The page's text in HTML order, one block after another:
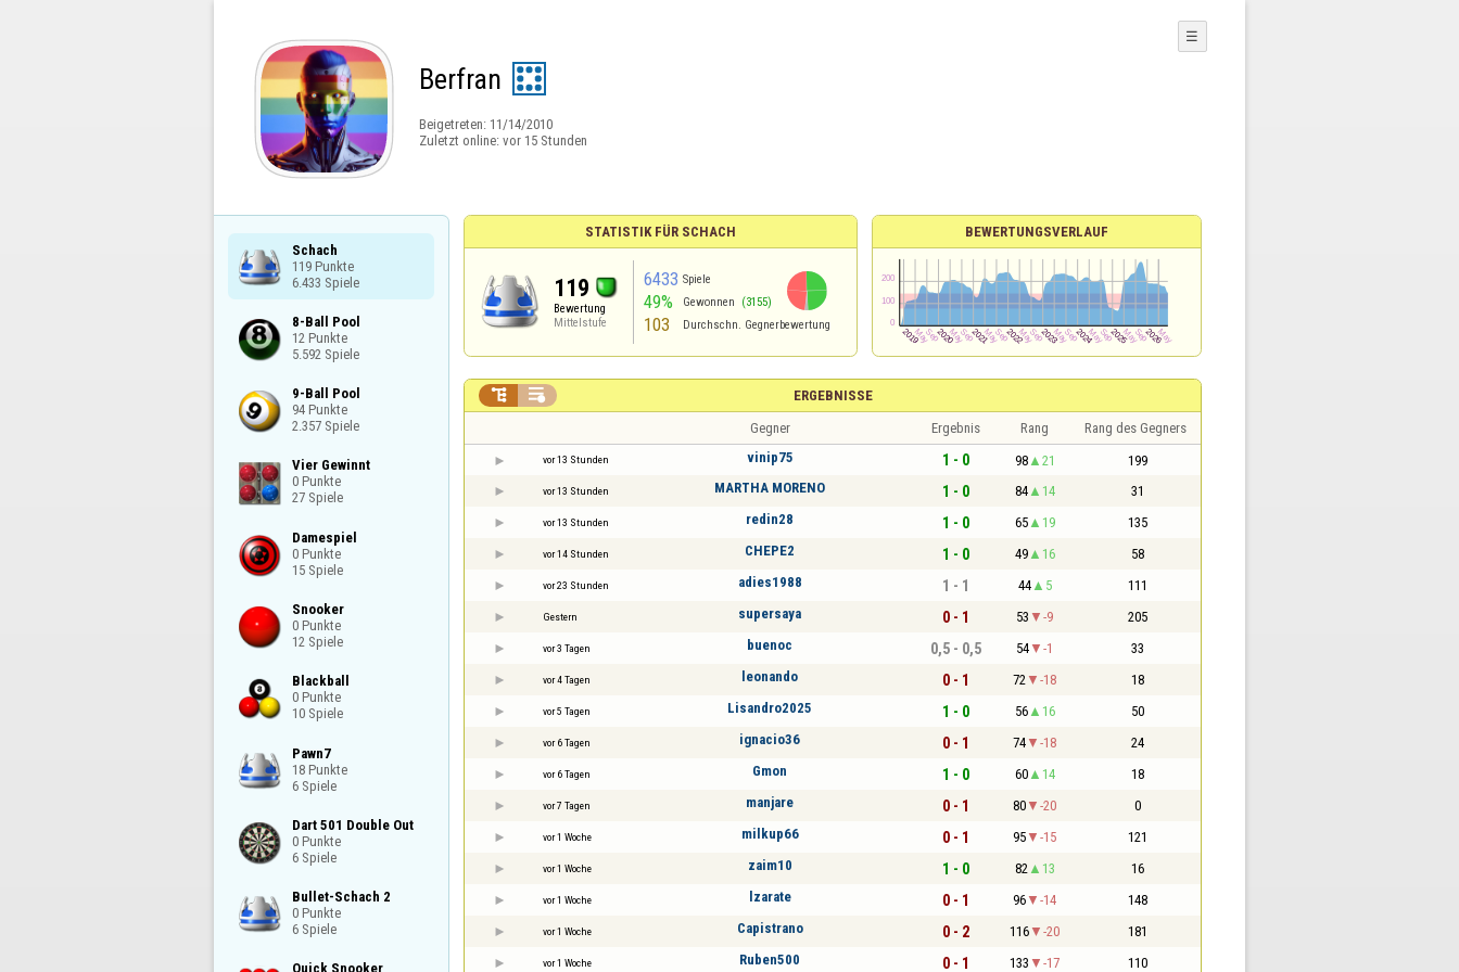
Berfran
Beigetreten: 11/14/2010
Zuletzt online: vor 15 Stunden
☰
Schach
119 Punkte
6.433 Spiele
8-Ball Pool
12 Punkte
5.592 Spiele
9-Ball Pool
94 Punkte
2.357 Spiele
Vier Gewinnt
0 Punkte
27 Spiele
Damespiel
0 Punkte
15 Spiele
Snooker
0 Punkte
12 Spiele
Blackball
0 Punkte
10 Spiele
Pawn7
18 Punkte
6 Spiele
Dart 501 Double Out
0 Punkte
6 Spiele
Bullet-Schach 2
0 Punkte
6 Spiele
Quick Snooker
STATISTIK FÜR SCHACH
119
Bewertung
Mittelstufe
6433 Spiele
49% Gewonnen (3155)
103 Durchschn. Gegnerbewertung
BEWERTUNGSVERLAUF
ERGEBNISSE
 
Gegner Ergebnis Rang Rang des Gegners
vor 13 Stunden vinip75 1 - 0 98 21 199
vor 13 Stunden MARTHA MORENO 1 - 0 84 14 31
vor 13 Stunden redin28 1 - 0 65 19 135
vor 14 Stunden CHEPE2 1 - 0 49 16 58
vor 23 Stunden adies1988 1 - 1 44 5 111
Gestern supersaya 0 - 1 53 -9 205
vor 3 Tagen buenoc 0,5 - 0,5 54 -1 33
vor 4 Tagen leonando 0 - 1 72 -18 18
vor 5 Tagen Lisandro2025 1 - 0 56 16 50
vor 6 Tagen ignacio36 0 - 1 74 -18 24
vor 6 Tagen Gmon 1 - 0 60 14 18
vor 7 Tagen manjare 0 - 1 80 -20 0
vor 1 Woche milkup66 0 - 1 95 -15 121
vor 1 Woche zaim10 1 - 0 82 13 16
vor 1 Woche lzarate 0 - 1 96 -14 148
vor 1 Woche Capistrano 0 - 2 116 -20 181
vor 1 Woche Ruben500 0 - 1 133 -17 110